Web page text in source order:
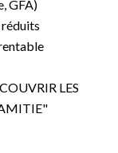
GFA)
réduits
LES